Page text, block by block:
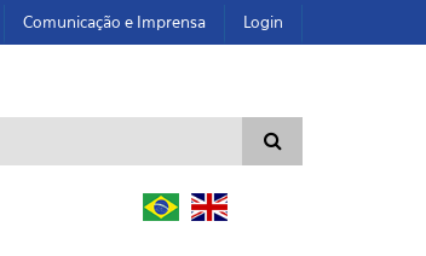
Comunicação e Imprensa Login
de busca